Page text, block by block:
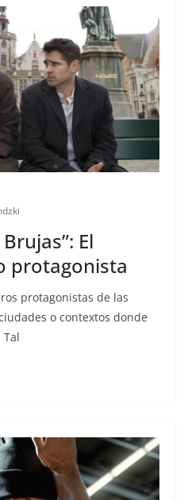
El
protagonista
protagonistas de las
o contextos donde